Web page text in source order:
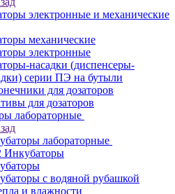
электронные и механические
механические
электронные
насадки (диспенсеры-
серии ПЭ на бутыли
для дозаторов
для дозаторов
лабораторные
лабораторные
Инкубаторы
с водяной рубашкой
и влажности